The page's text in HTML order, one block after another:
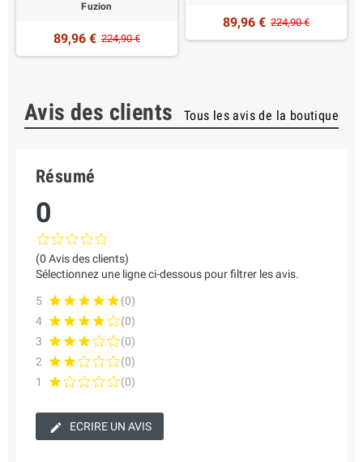
Fuzion
89,96 € 224,90 €
89,96 € 224,90 €
Avis des clients Tous les avis de la boutique
Résumé
0
(0 Avis des clients)
Sélectionnez une ligne ci-dessous pour filtrer les avis.
5
(0)
4
(0)
3
(0)
2
(0)
1
(0)
ECRIRE UN AVIS